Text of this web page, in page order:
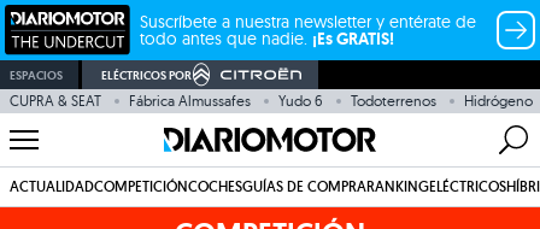
Suscríbete a nuestra newsletter y entérate de
todo antes que nadie. ¡Es GRATIS!
ESPACIOS ELÉCTRICOS POR
CUPRA & SEAT Fábrica Almussafes Yudo 6 Todoterrenos Hidrógeno
ACTUALIDADCOMPETICIÓNCOCHESGUÍAS DE COMPRARANKINGELÉCTRICOS